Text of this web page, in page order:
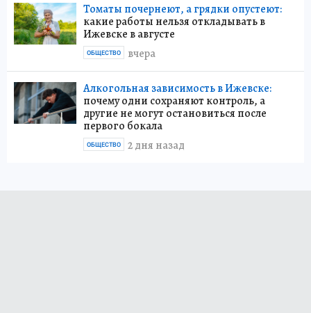
Томаты почернеют, а грядки опустеют:
какие работы нельзя откладывать в
Ижевске в августе
вчера
ОБЩЕСТВО
Алкогольная зависимость в Ижевске:
почему одни сохраняют контроль, а
другие не могут остановиться после
первого бокала
2 дня назад
ОБЩЕСТВО